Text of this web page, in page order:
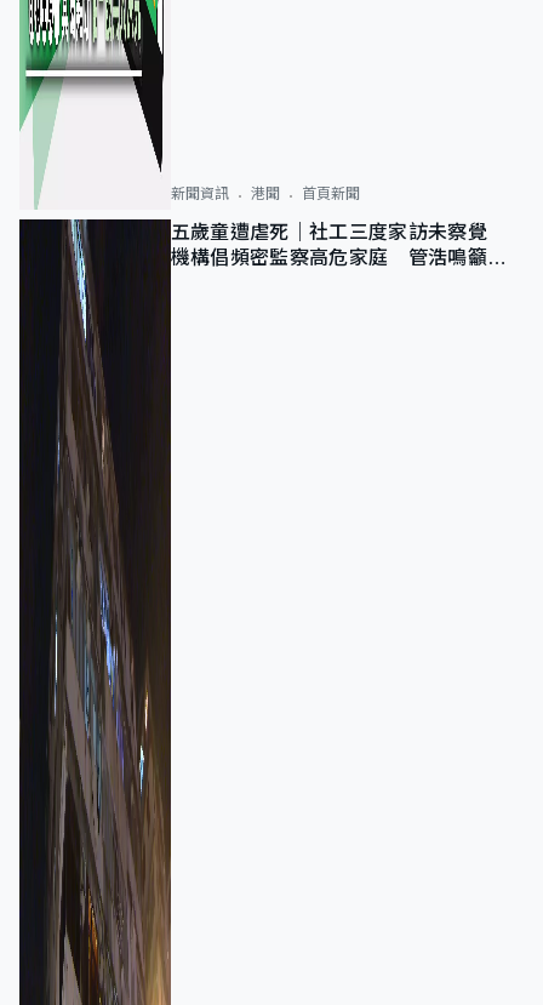
新聞資訊 港聞 首頁新聞
五歲童遭虐死｜社工三度家訪未察覺
機構倡頻密監察高危家庭 管浩鳴籲加